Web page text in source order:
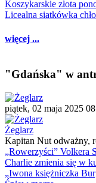
Koszykarskie złota
Licealna siatkówka
więcej ...
"Gdańska" w
piątek, 02 maja 2025
Żeglarz
Kapitan Nut odważny,
„Rowerzyści” Volkera
Charlie zmienia się w
„Iwona księżniczka